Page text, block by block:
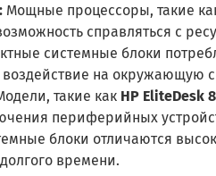
Мощные процессоры, такие
справляться с
системные блоки
на окружающую
такие как HP EliteDesk
периферийных
блоки отличаются
времени.